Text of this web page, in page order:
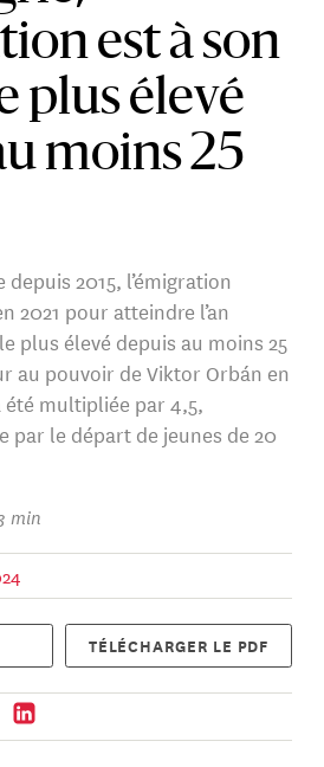
est à son
plus élevé
moins 25
2015, l’émigration
2021 pour atteindre l’an
plus élevé depuis au moins 25
au pouvoir de Viktor Orbán en
été multipliée par 4,5,
par le départ de jeunes de 20
min
TÉLÉCHARGER LE PDF